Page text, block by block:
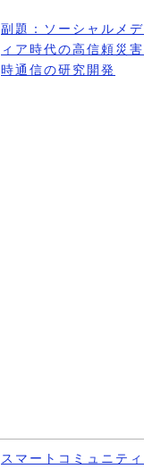
副題：ソーシャルメデ
ィア時代の高信頼災害
時通信の研究開発
スマートコミュニティ